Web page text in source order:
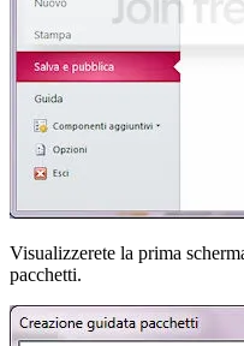
Visualizzerete la prima
pacchetti.